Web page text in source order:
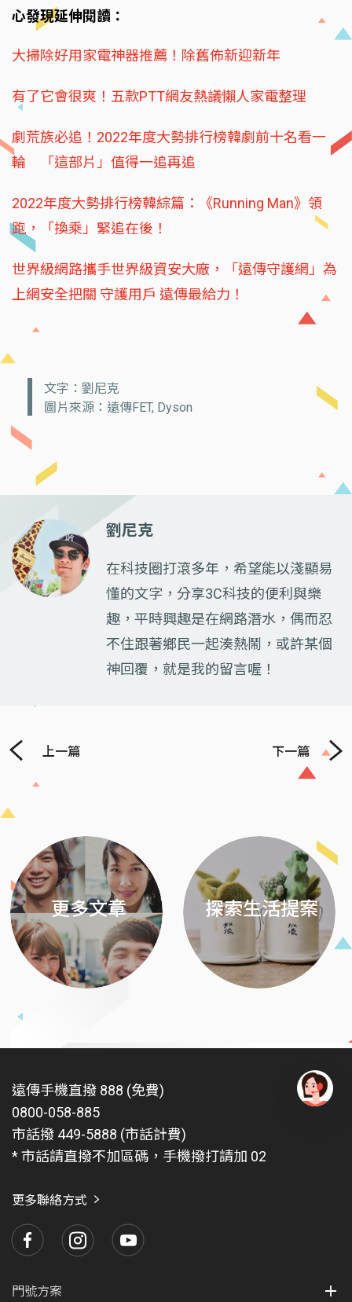
心發現延伸閱讀：
大掃除好用家電神器推薦！除舊佈新迎新年
有了它會很爽！五款PTT網友熱議懶人家電整理
劇荒族必追！2022年度大勢排行榜韓劇前十名看一
輪 「這部片」值得一追再追
2022年度大勢排行榜韓綜篇：《Running Man》領
跑，「換乘」緊追在後！
世界級網路攜手世界級資安大廠，「遠傳守護網」為
上網安全把關 守護用戶 遠傳最給力！
文字：劉尼克
圖片來源：遠傳FET, Dyson
劉尼克
在科技圈打滾多年，希望能以淺顯易
懂的文字，分享3C科技的便利與樂
趣，平時興趣是在網路潛水，偶而忍
不住跟著鄉民一起湊熱鬧，或許某個
神回覆，就是我的留言喔！
上一篇 下一篇
更多文章 探索生活提案
遠傳手機直撥 888 (免費)
0800-058-885
市話撥 449-5888 (市話計費)
* 市話請直撥不加區碼，手機撥打請加 02
更多聯絡方式
門號方案